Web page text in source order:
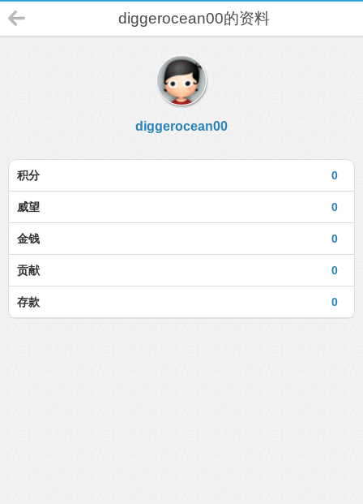
diggerocean00的资料
diggerocean00
0
积分
0
威望
0
金钱
0
贡献
0
存款